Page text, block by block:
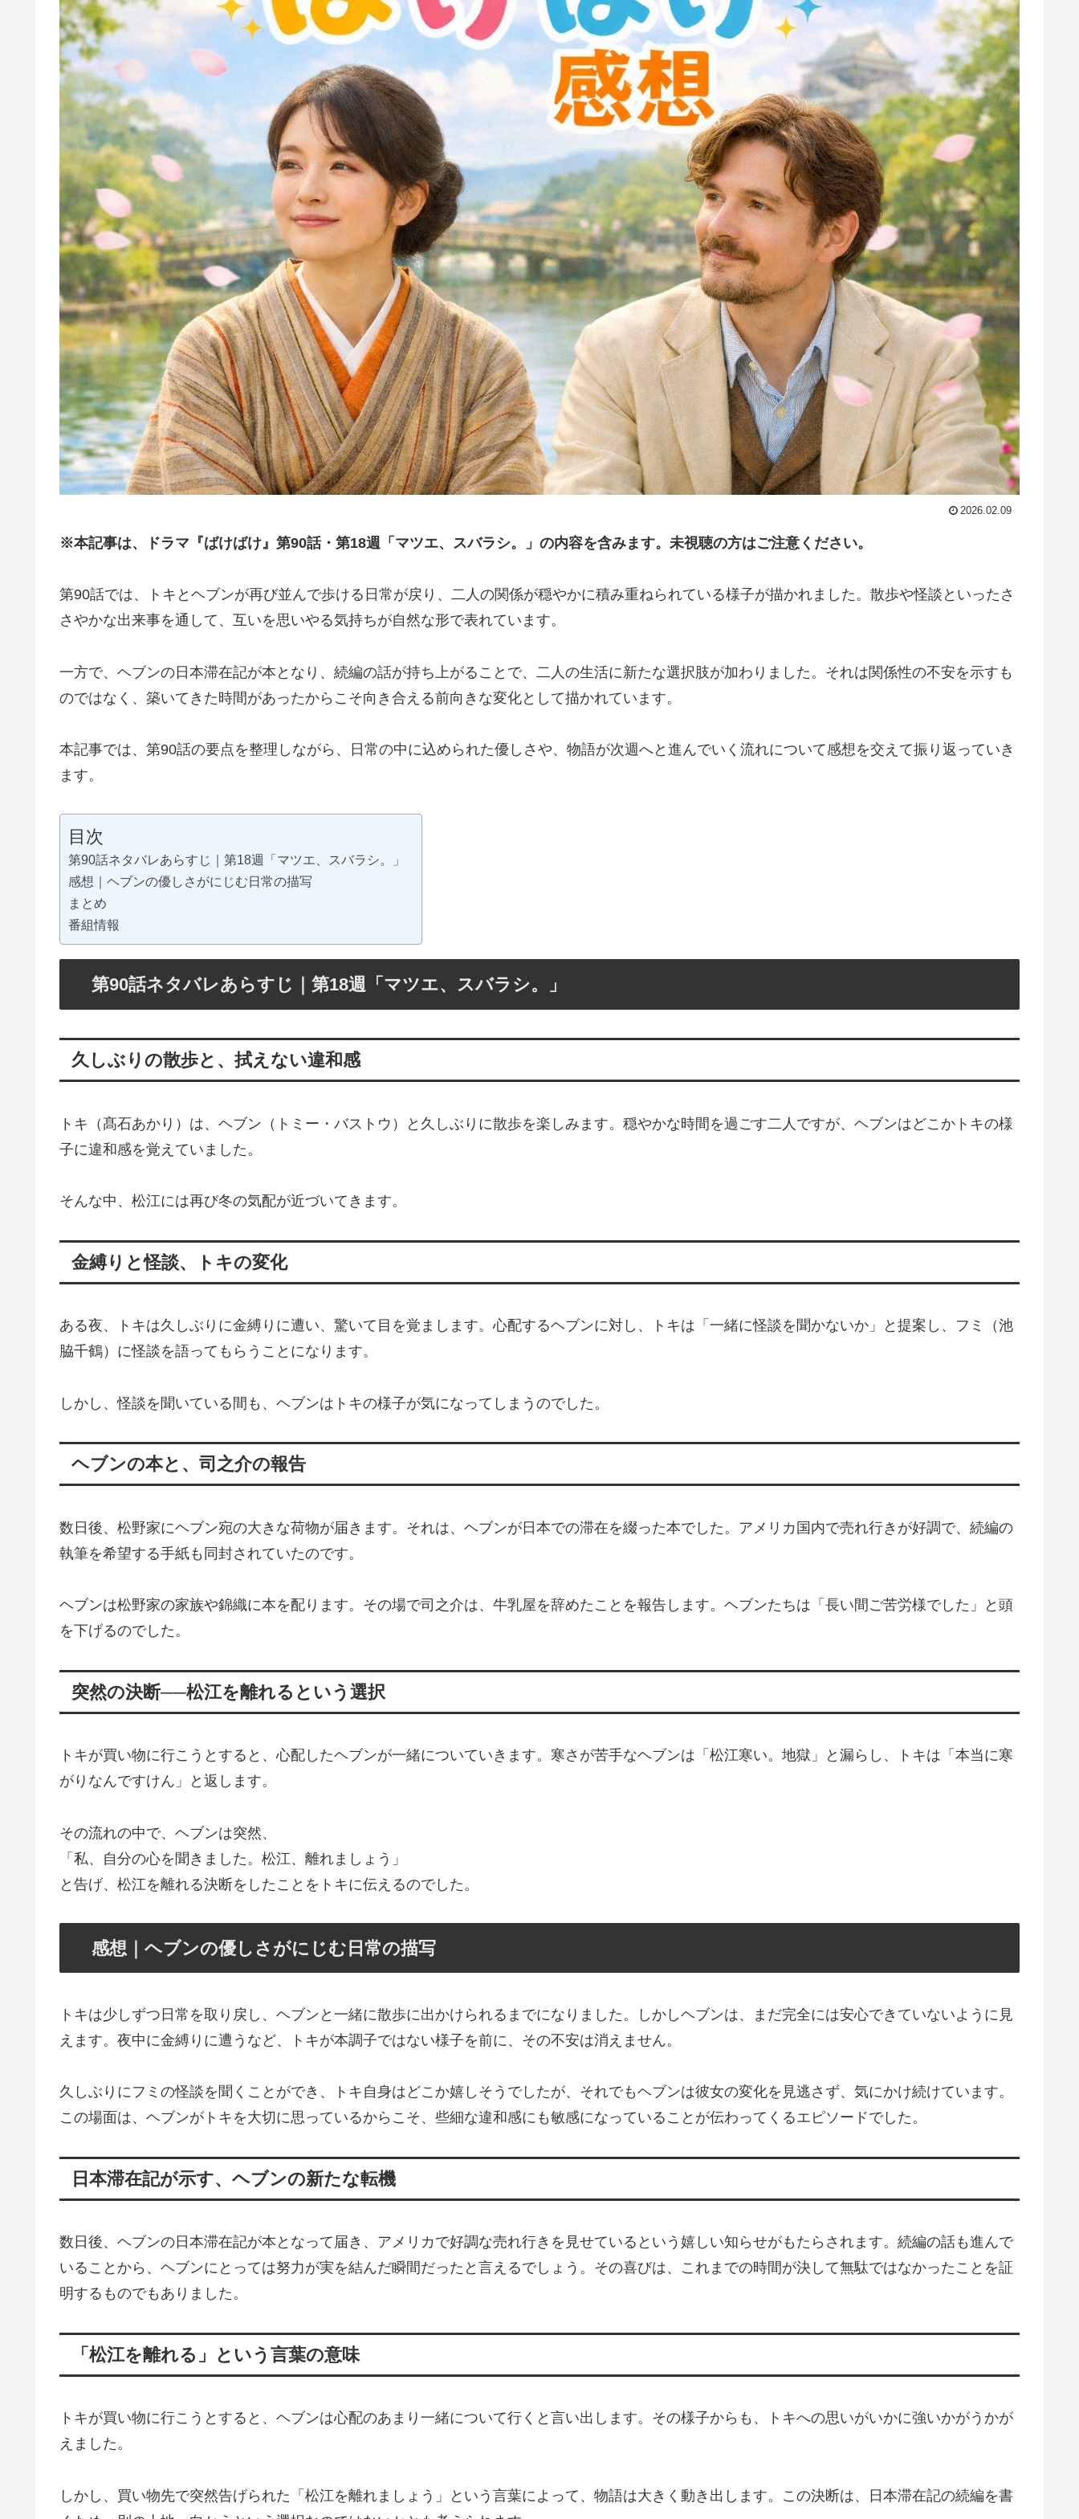
2026.02.09
※本記事は、ドラマ『ばけばけ』第90話・第18週「マツエ、スバラシ。」の内容を含みます。未視聴の方はご注意ください。
第90話では、トキとヘブンが再び並んで歩ける日常が戻り、二人の関係が穏やかに積み重ねられている様子が描かれました。散歩や怪談といったさ
さやかな出来事を通して、互いを思いやる気持ちが自然な形で表れています。
一方で、ヘブンの日本滞在記が本となり、続編の話が持ち上がることで、二人の生活に新たな選択肢が加わりました。それは関係性の不安を示すも
のではなく、築いてきた時間があったからこそ向き合える前向きな変化として描かれています。
本記事では、第90話の要点を整理しながら、日常の中に込められた優しさや、物語が次週へと進んでいく流れについて感想を交えて振り返っていき
ます。
目次
第90話ネタバレあらすじ｜第18週「マツエ、スバラシ。」
感想｜ヘブンの優しさがにじむ日常の描写
まとめ
番組情報
第90話ネタバレあらすじ｜第18週「マツエ、スバラシ。」
久しぶりの散歩と、拭えない違和感
トキ（髙石あかり）は、ヘブン（トミー・バストウ）と久しぶりに散歩を楽しみます。穏やかな時間を過ごす二人ですが、ヘブンはどこかトキの様
子に違和感を覚えていました。
そんな中、松江には再び冬の気配が近づいてきます。
金縛りと怪談、トキの変化
ある夜、トキは久しぶりに金縛りに遭い、驚いて目を覚まします。心配するヘブンに対し、トキは「一緒に怪談を聞かないか」と提案し、フミ（池
脇千鶴）に怪談を語ってもらうことになります。
しかし、怪談を聞いている間も、ヘブンはトキの様子が気になってしまうのでした。
ヘブンの本と、司之介の報告
数日後、松野家にヘブン宛の大きな荷物が届きます。それは、ヘブンが日本での滞在を綴った本でした。アメリカ国内で売れ行きが好調で、続編の
執筆を希望する手紙も同封されていたのです。
ヘブンは松野家の家族や錦織に本を配ります。その場で司之介は、牛乳屋を辞めたことを報告します。ヘブンたちは「長い間ご苦労様でした」と頭
を下げるのでした。
突然の決断──松江を離れるという選択
トキが買い物に行こうとすると、心配したヘブンが一緒についていきます。寒さが苦手なヘブンは「松江寒い。地獄」と漏らし、トキは「本当に寒
がりなんですけん」と返します。
その流れの中で、ヘブンは突然、
「私、自分の心を聞きました。松江、離れましょう」
と告げ、松江を離れる決断をしたことをトキに伝えるのでした。
感想｜ヘブンの優しさがにじむ日常の描写
トキは少しずつ日常を取り戻し、ヘブンと一緒に散歩に出かけられるまでになりました。しかしヘブンは、まだ完全には安心できていないように見
えます。夜中に金縛りに遭うなど、トキが本調子ではない様子を前に、その不安は消えません。
久しぶりにフミの怪談を聞くことができ、トキ自身はどこか嬉しそうでしたが、それでもヘブンは彼女の変化を見逃さず、気にかけ続けています。
この場面は、ヘブンがトキを大切に思っているからこそ、些細な違和感にも敏感になっていることが伝わってくるエピソードでした。
日本滞在記が示す、ヘブンの新たな転機
数日後、ヘブンの日本滞在記が本となって届き、アメリカで好調な売れ行きを見せているという嬉しい知らせがもたらされます。続編の話も進んで
いることから、ヘブンにとっては努力が実を結んだ瞬間だったと言えるでしょう。その喜びは、これまでの時間が決して無駄ではなかったことを証
明するものでもありました。
「松江を離れる」という言葉の意味
トキが買い物に行こうとすると、ヘブンは心配のあまり一緒について行くと言い出します。その様子からも、トキへの思いがいかに強いかがうかが
えました。
しかし、買い物先で突然告げられた「松江を離れましょう」という言葉によって、物語は大きく動き出します。この決断は、日本滞在記の続編を書